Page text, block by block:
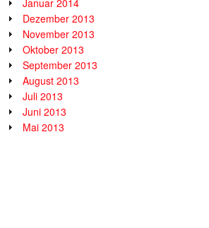
Januar 2014
Dezember 2013
November 2013
Oktober 2013
September 2013
August 2013
Juli 2013
Juni 2013
Mai 2013